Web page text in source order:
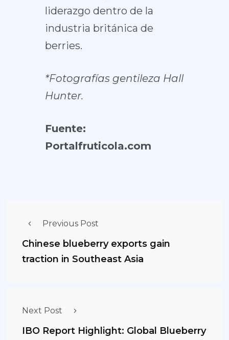
liderazgo dentro de la
industria británica de
berries.
*Fotografías gentileza Hall
Hunter.
Fuente:
Portalfruticola.com
Previous Post
Chinese blueberry exports gain
traction in Southeast Asia
Next Post
IBO Report Highlight: Global Blueberry